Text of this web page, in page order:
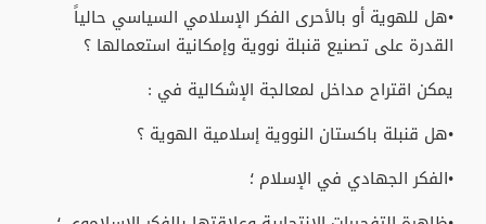
•هل للهوية أو بالأحرى الفكر الإسلامي السياسي حالياً
القدرة على تصنيع قنبلة نووية وإمكانية استعمالها ؟
يمكن اقتراح مداخل لمعالجة الإشكالية في :
•هل قنبلة باكستان النووية إسلامية الهوية ؟
•الفكر الجهادي في الإسلام ؛